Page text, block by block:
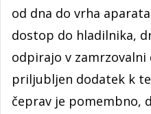
od dna do vrha
dostop do hladilnika,
odpirajo v
priljubljen dodatek k
čeprav je pomembno,